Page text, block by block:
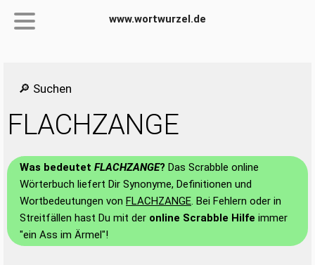
www.wortwurzel.de
🔎 Suchen
FLACHZANGE
Was bedeutet FLACHZANGE? Das Scrabble online
Wörterbuch liefert Dir Synonyme, Definitionen und
Wortbedeutungen von FLACHZANGE. Bei Fehlern oder in
Streitfällen hast Du mit der online Scrabble Hilfe immer
"ein Ass im Ärmel"!